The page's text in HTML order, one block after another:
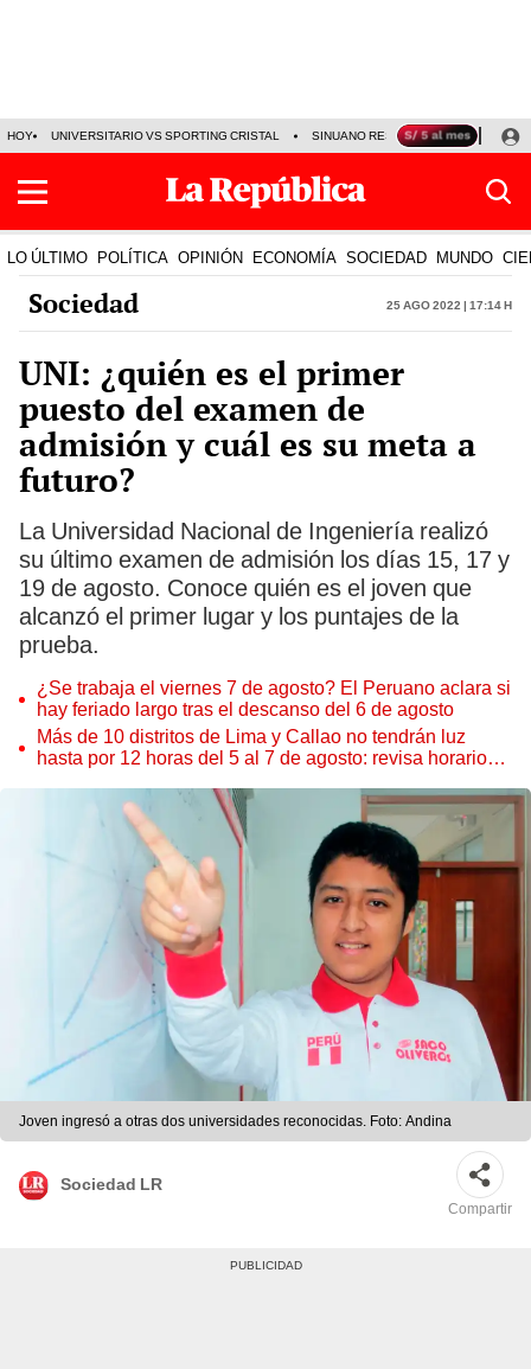
HOY UNIVERSITARIO VS SPORTING CRISTAL SINUANO RESULTADOS HOY
LO ÚLTIMO POLÍTICA OPINIÓN ECONOMÍA SOCIEDAD MUNDO
Sociedad 25 Ago 2022 | 17:14 h
UNI: ¿quién es el primer
puesto del examen de
admisión y cuál es su meta a
futuro?
La Universidad Nacional de Ingeniería realizó
su último examen de admisión los días 15, 17 y
19 de agosto. Conoce quién es el joven que
alcanzó el primer lugar y los puntajes de la
prueba.
¿Se trabaja el viernes 7 de agosto? El Peruano aclara si
hay feriado largo tras el descanso del 6 de agosto
Más de 10 distritos de Lima y Callao no tendrán luz
hasta por 12 horas del 5 al 7 de agosto: revisa horarios y
Joven ingresó a otras dos universidades reconocidas. Foto: Andina
Sociedad LR
Compartir